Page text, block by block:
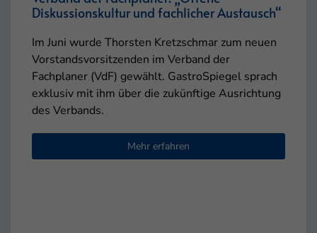
Diskussionskultur und fachlicher Austausch“
Im Juni wurde Thorsten Kretzschmar zum neuen
Vorstandsvorsitzenden im Verband der
Fachplaner (VdF) gewählt. GastroSpiegel sprach
exklusiv mit ihm über die zukünftige Ausrichtung
des Verbands.
Mehr erfahren